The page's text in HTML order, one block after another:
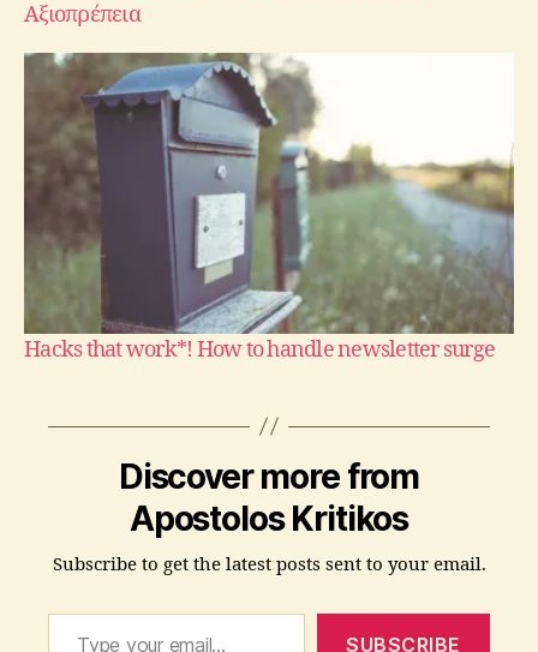
Αξιοπρέπεια
Hacks that work*! How to handle newsletter surge
Discover more from
Apostolos Kritikos
Subscribe to get the latest posts sent to your email.
Type your email…
SUBSCRIBE
D
u
a